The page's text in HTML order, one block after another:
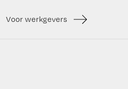
Voor werkgevers